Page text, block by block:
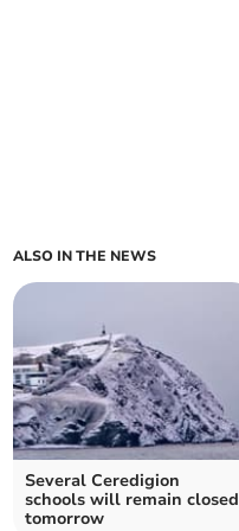
ALSO IN THE NEWS
Several Ceredigion
schools will remain closed
tomorrow